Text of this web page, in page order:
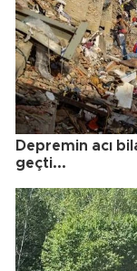
Depremin acı
geçti...